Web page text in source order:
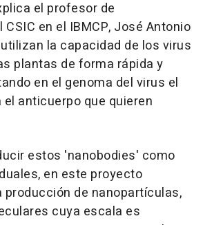
el profesor de
en el IBMCP, José Antonio
la capacidad de los virus
plantas de forma rápida y
en el genoma del virus el
anticuerpo que quieren
estos 'nanobodies' como
en este proyecto
de nanopartículas,
cuya escala es